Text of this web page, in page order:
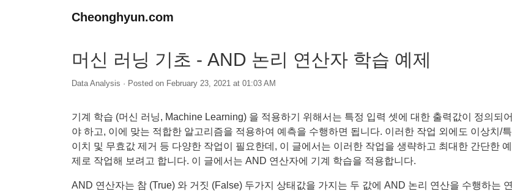
Cheonghyun.com
머신 러닝 기초 - AND 논리 연산자 학습 예제
Data Analysis · Posted on February 23, 2021 at 01:03 AM
기계 학습 (머신 러닝, Machine Learning) 을 적용하기 위해서는 특정 입력 셋에 대한 출력값이 정의되어
야 하고, 이에 맞는 적합한 알고리즘을 적용하여 예측을 수행하면 됩니다. 이러한 작업 외에도 이상치/특
이치 및 무효값 제거 등 다양한 작업이 필요한데, 이 글에서는 이러한 작업을 생략하고 최대한 간단한 예
제로 작업해 보려고 합니다. 이 글에서는 AND 연산자에 기계 학습을 적용합니다.
AND 연산자는 참 (True) 와 거짓 (False) 두가지 상태값을 가지는 두 값에 AND 논리 연산을 수행하는 연